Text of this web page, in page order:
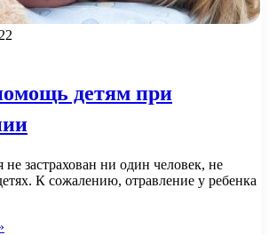
детям при
не застрахован ни один человек, не
К сожалению, отравление у ребенка